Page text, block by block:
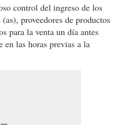
control del ingreso de los
proveedores de productos
para la venta un día antes
en las horas previas a la